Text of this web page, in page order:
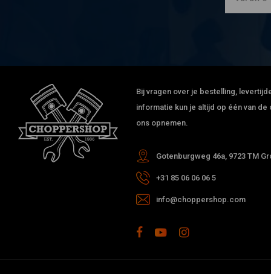
Bij vragen over je bestelling,
informatie kun je altijd op één van
ons opnemen.
Gotenburgweg 46a, 9723 TM
+31 85 06 06 06 5
info@choppershop.com